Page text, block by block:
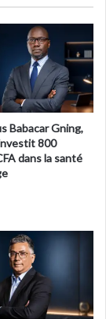
Babacar Gning,
800
dans la santé